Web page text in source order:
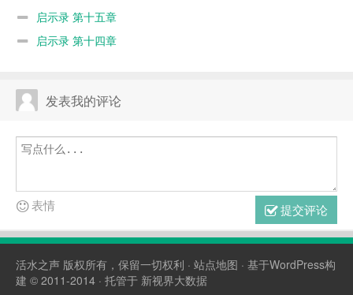
启示录 第十五章
启示录 第十四章
发表我的评论
提交评论
表情
活水之声 版权所有，保留一切权利 · 站点地图 · 基于WordPress构
建 © 2011-2014 · 托管于 新视界大数据